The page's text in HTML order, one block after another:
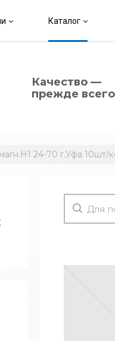
Каталог
Качество —
прежде
24-70 г.Уфа 10шт/